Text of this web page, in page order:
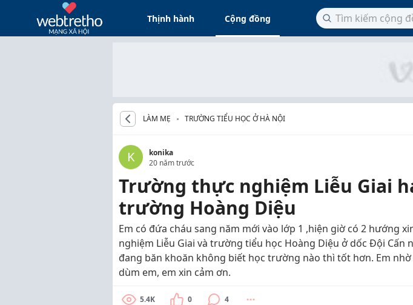
Thịnh hành Cộng đồng
LÀM MẸ TRƯỜNG TIỂU HỌC Ở HÀ NỘI
K
konika
20 năm trước
Trường thực nghiệm Liễu Giai
trường Hoàng Diệu
Em có đứa cháu sang năm mới vào lớp 1 ,hiện giờ có 2 hướng
nghiệm Liễu Giai và trường tiểu học Hoàng Diệu ở dốc Đội Cấn
đang băn khoăn không biết học trường nào thì tốt hơn. Em nhờ
dùm em, em xin cảm ơn.
5.4K 0 4